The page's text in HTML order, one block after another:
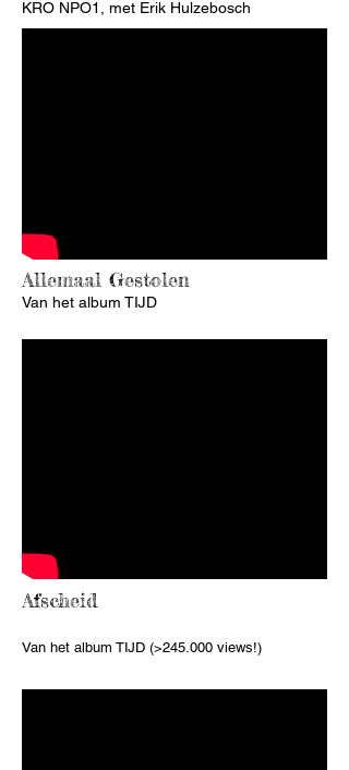
KRO NPO1, met Erik Hulzebosch
Allemaal Gestolen
Van het album TIJD
Afscheid
Van het album TIJD (>245.000 views!)